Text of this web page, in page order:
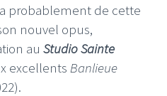
probablement de cette
nouvel opus,
au Studio Sainte
excellents Banlieue